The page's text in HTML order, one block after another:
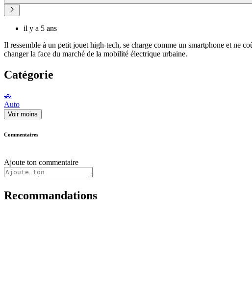
il y a 5 ans
Il ressemble à un petit jouet high-tech, se charge comme un smartphone et ne
changer la face du marché de la mobilité électrique urbaine.
Catégorie
🚗
Auto
Voir moins
Commentaires
Ajoute ton commentaire
Recommandations